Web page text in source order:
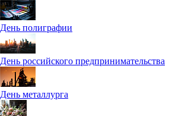
День полиграфии
День российского предпринимательства
День металлурга